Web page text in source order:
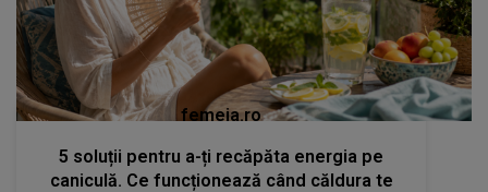
femeia.ro
5 soluții pentru a-ți recăpăta energia pe
caniculă. Ce funcționează când căldura te